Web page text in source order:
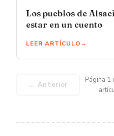
Los pueblos de
estar en un cuento
LEER ARTÍCULO
← Anterior
Página 1